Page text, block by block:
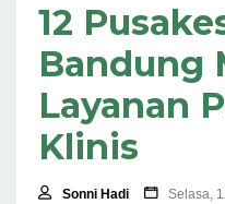
12
Bandung
Layanan
Klinis
Sonni Hadi Selasa,